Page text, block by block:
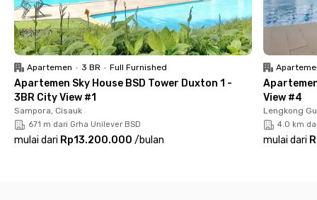
Untuk menunjang gaya hidup sehat, Apartemen Sky House BSD
Tower Leonie menyediakan fasilitas olahraga seperti kolam
renang dan fitness center. Dengan lingkungan yang nyaman,
akses mudah ke berbagai pusat bisnis dan hiburan, serta
fasilitas lengkap, apartemen ini menjadi pilihan ideal bagi kamu
yang mencari hunian praktis dan eksklusif di BSD City.
Apartemen • 3 BR • Full Furnished
Apartemen Sky House BSD Tower Duxton 1 -
3BR City View #1
Sampora, Cisauk
671 m dari Grha Unilever BSD
mulai dari Rp13.200.000 /bulan
View #4
Lengkong
4.0 km
mulai dari